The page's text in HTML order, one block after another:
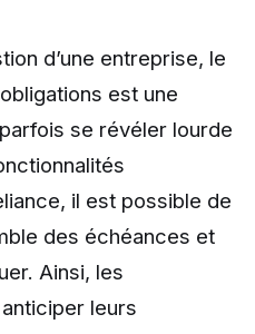
d’une entreprise, le
est une
se révéler lourde
il est possible de
des échéances et
Ainsi, les
leurs